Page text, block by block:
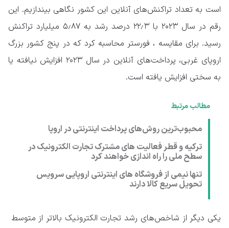
است به تعداد تراکنش‌های آنلاین این کشور نگاهی بیندازیم. این
رقم در سال ۲۰۲۳ با ۲۲٫۳ درصد رشد به ۵٫۸۷ میلیارد تراکنش
رسید. برای مقایسه ، فورستر محاسبه کرد که در پنج کشور بزرگ
اروپای غربی، پرداخت‌های آنلاین در سال ۲۰۲۳ افزایش نیافته یا
به سختی افزایش یافته است.
مطالب مرتبط
محبوب‌ترین روش‌‌های پرداخت اینترنتی در اروپا
ترکیه و قطر فعالیت های مشترک تجارت الکترونیک در
سطح ملی را راه اندازی خواهند کرد
تنها نیمی از فروشگاه های اینترنتی اروپایی سرویس
تحویل سریع کالا دارند
یکی دیگر از شاخص‌های رشد تجارت الکترونیک بالاتر از متوسط ​​